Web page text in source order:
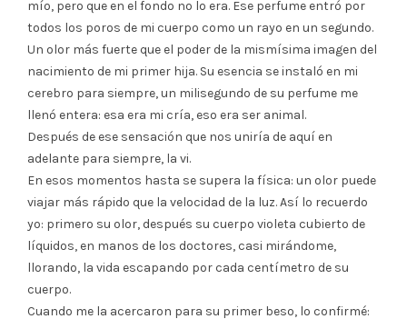
mío, pero que en el fondo no lo era. Ese perfume entró por
todos los poros de mi cuerpo como un rayo en un segundo.
Un olor más fuerte que el poder de la mismísima imagen del
nacimiento de mi primer hija. Su esencia se instaló en mi
cerebro para siempre, un milisegundo de su perfume me
llenó entera: esa era mi cría, eso era ser animal.
Después de ese sensación que nos uniría de aquí en
adelante para siempre, la vi.
En esos momentos hasta se supera la física: un olor puede
viajar más rápido que la velocidad de la luz. Así lo recuerdo
yo: primero su olor, después su cuerpo violeta cubierto de
líquidos, en manos de los doctores, casi mirándome,
llorando, la vida escapando por cada centímetro de su
cuerpo.
Cuando me la acercaron para su primer beso, lo confirmé: